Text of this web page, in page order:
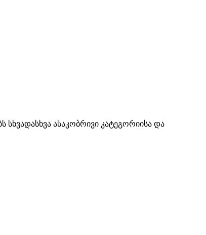
ასაკობრივი კატეგორიისა და